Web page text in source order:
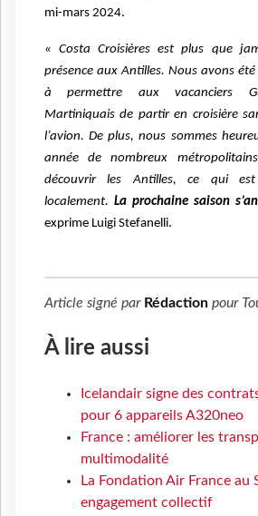
mi-mars 2024.
« Costa Croisières est plus que
présence aux Antilles. Nous avons
à permettre aux vacanciers
Martiniquais de partir en croisière
l’avion. De plus, nous sommes
année de nombreux
découvrir les Antilles, ce qui est
localement. La prochaine saison
exprime Luigi Stefanelli.
Article signé par Rédaction pour
À lire aussi
Icelandair signe des
pour 6 appareils A320neo
France : améliorer les
multimodalité
La Fondation Air France au
engagement collectif